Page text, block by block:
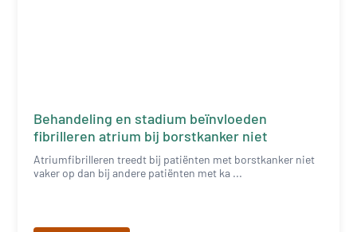
Behandeling en stadium beïnvloeden
fibrilleren atrium bij borstkanker niet
Atriumfibrilleren treedt bij patiënten met borstkanker niet
vaker op dan bij andere patiënten met ka ...